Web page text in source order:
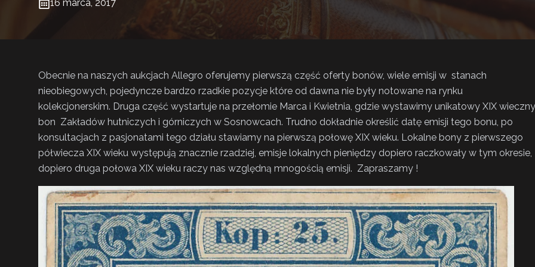
16 marca, 2017
Obecnie na naszych aukcjach Allegro oferujemy pierwszą część oferty bonów, wiele emisji w stanach
nieobiegowych, pojedyncze bardzo rzadkie pozycje które od dawna nie były notowane na rynku
kolekcjonerskim. Druga część wystartuje na przełomie Marca i Kwietnia, gdzie wystawimy unikatowy XIX wieczny
bon Zakładów hutniczych i górniczych w Sosnowcach. Trudno dokładnie określić datę emisji tego bonu, po
konsultacjach z pasjonatami tego działu stawiamy na pierwszą połowę XIX wieku. Lokalne bony z pierwszego
półwiecza XIX wieku występują znacznie rzadziej, emisje lokalnych pieniędzy dopiero raczkowały w tym okresie,
dopiero druga połowa XIX wieku raczy nas względną mnogością emisji. Zapraszamy !